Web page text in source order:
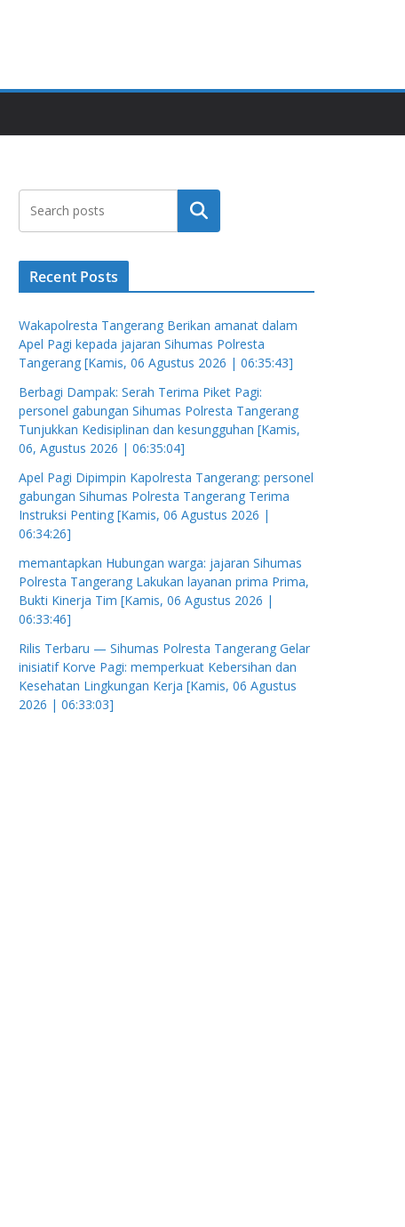
Cari
Recent Posts
Wakapolresta Tangerang Berikan amanat dalam
Apel Pagi kepada jajaran Sihumas Polresta
Tangerang [Kamis, 06 Agustus 2026 | 06:35:43]
Berbagi Dampak: Serah Terima Piket Pagi:
personel gabungan Sihumas Polresta Tangerang
Tunjukkan Kedisiplinan dan kesungguhan [Kamis,
06, Agustus 2026 | 06:35:04]
Apel Pagi Dipimpin Kapolresta Tangerang: personel
gabungan Sihumas Polresta Tangerang Terima
Instruksi Penting [Kamis, 06 Agustus 2026 |
06:34:26]
memantapkan Hubungan warga: jajaran Sihumas
Polresta Tangerang Lakukan layanan prima Prima,
Bukti Kinerja Tim [Kamis, 06 Agustus 2026 |
06:33:46]
Rilis Terbaru — Sihumas Polresta Tangerang Gelar
inisiatif Korve Pagi: memperkuat Kebersihan dan
Kesehatan Lingkungan Kerja [Kamis, 06 Agustus
2026 | 06:33:03]